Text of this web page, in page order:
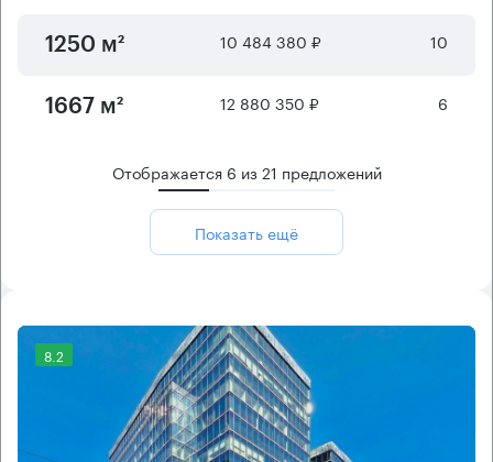
1250 м² 10 484 380 ₽ 10
1667 м² 12 880 350 ₽ 6
Отображается 6 из21 предложений
Показать ещё
8.2